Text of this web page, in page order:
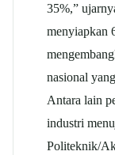
35%,”
menyiapkan
nasional
Antara lain
industri
Politeknik/